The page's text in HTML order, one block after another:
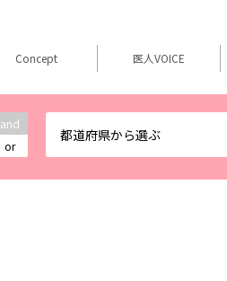
and
or
都道府県から選ぶ
Concept 医人VOICE